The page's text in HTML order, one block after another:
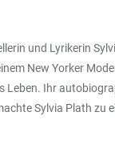
und Lyrikerin
New Yorker
Ihr
Sylvia Plath zu